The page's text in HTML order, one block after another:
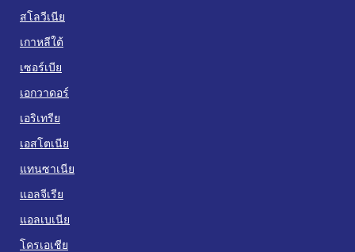
สโลวีเนีย
เกาหลีใต้
เซอร์เบีย
เอกวาดอร์
เอริเทรีย
เอสโตเนีย
แทนซาเนีย
แอลจีเรีย
แอลเบเนีย
โครเอเชีย